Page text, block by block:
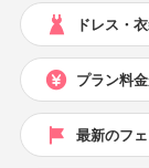
ドレス・
プラン料
最新のフ